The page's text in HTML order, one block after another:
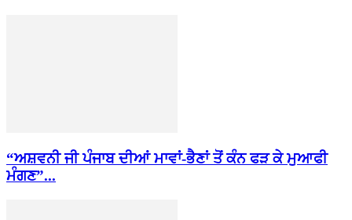
“ਅਸ਼ਵਨੀ ਜੀ ਪੰਜਾਬ ਦੀਆਂ ਮਾਵਾਂ-ਭੈਣਾਂ ਤੋਂ ਕੰਨ ਫੜ ਕੇ ਮੁਆਫੀ
ਮੰਗਣ”...